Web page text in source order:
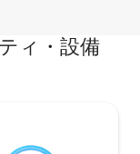
ィ・設備